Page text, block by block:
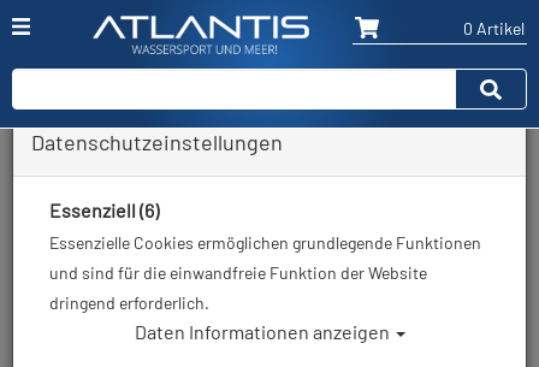
0 Artikel
Zurück
Datenschutzeinstellungen
Essenziell (6)
Essenzielle Cookies ermöglichen grundlegende Funktionen
und sind für die einwandfreie Funktion der Website
dringend erforderlich.
Daten Informationen anzeigen